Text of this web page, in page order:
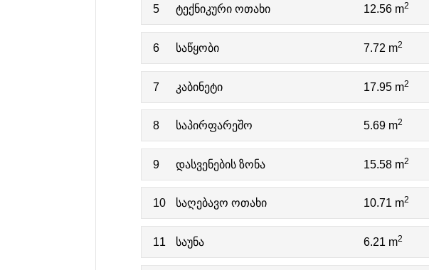
5 ტექნიკური ოთახი 12.56 m2
6 საწყობი 7.72 m2
7 კაბინეტი 17.95 m2
8 საპირფარეშო 5.69 m2
9 დასვენების ზონა 15.58 m2
10 საღებავო ოთახი 10.71 m2
11 საუნა 6.21 m2